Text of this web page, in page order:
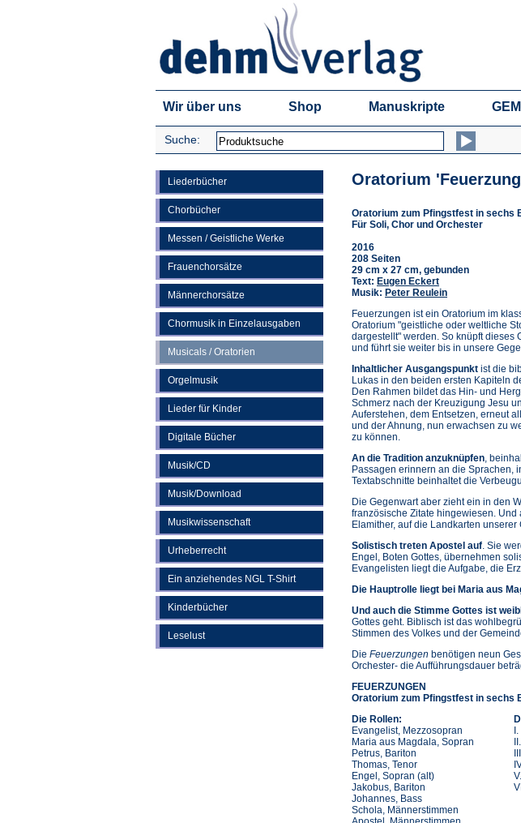
Wir über uns Shop Manuskripte
Suche:
Liederbücher
Chorbücher
Messen / Geistliche Werke
Frauenchorsätze
Männerchorsätze
Chormusik in Einzelausgaben
Musicals / Oratorien
Orgelmusik
Lieder für Kinder
Digitale Bücher
Musik/CD
Musik/Download
Musikwissenschaft
Urheberrecht
Ein anziehendes NGL T-Shirt
Kinderbücher
Leselust
Oratorium
Oratorium zum Pfingstfest in sechs
Für Soli, Chor und Orchester
2016
208 Seiten
29 cm x 27 cm, gebunden
Text: Eugen Eckert
Musik: Peter Reulein
Feuerzungen ist ein Oratorium im
Oratorium "geistliche oder weltliche
dargestellt" werden. So knüpft dieses
und führt sie weiter bis in unsere
Inhaltlicher Ausgangspunkt ist die
Lukas in den beiden ersten Kapiteln
Den Rahmen bildet das Hin- und
Schmerz nach der Kreuzigung Jesu
Auferstehen, dem Entsetzen, erneut
und der Ahnung, nun erwachsen zu
zu können.
An die Tradition anzuknüpfen,
Passagen erinnern an die Sprachen,
Textabschnitte beinhaltet die
Die Gegenwart aber zieht ein in den
französische Zitate hingewiesen. Und
Elamither, auf die Landkarten
Solistisch treten Apostel auf. Sie
Engel, Boten Gottes, übernehmen
Evangelisten liegt die Aufgabe, die
Die Hauptrolle liegt bei Maria aus
Und auch die Stimme Gottes ist
Gottes geht. Biblisch ist das
Stimmen des Volkes und der
Die Feuerzungen benötigen neun
Orchester- die Aufführungsdauer
FEUERZUNGEN
Oratorium zum Pfingstfest in sechs
Die Rollen:
Evangelist, Mezzosopran
Maria aus Magdala, Sopran
Petrus, Bariton
Thomas, Tenor
Engel, Sopran (alt)
Jakobus, Bariton
Johannes, Bass
Schola, Männerstimmen